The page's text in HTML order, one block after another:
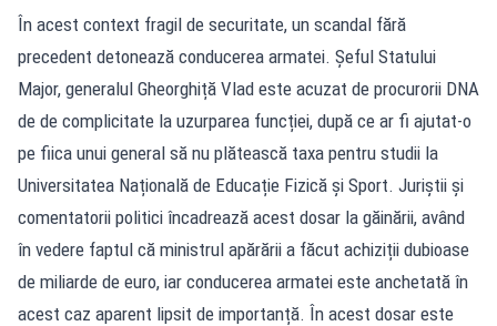
În acest context fragil de securitate, un scandal fără
precedent detonează conducerea armatei. Șeful Statului
Major, generalul Gheorghiță Vlad este acuzat de procurorii DNA
de de complicitate la uzurparea funcției, după ce ar fi ajutat-o
pe fiica unui general să nu plătească taxa pentru studii la
Universitatea Națională de Educație Fizică și Sport. Juriștii și
comentatorii politici încadrează acest dosar la găinării, având
în vedere faptul că ministrul apărării a făcut achiziții dubioase
de miliarde de euro, iar conducerea armatei este anchetată în
acest caz aparent lipsit de importanță. În acest dosar este